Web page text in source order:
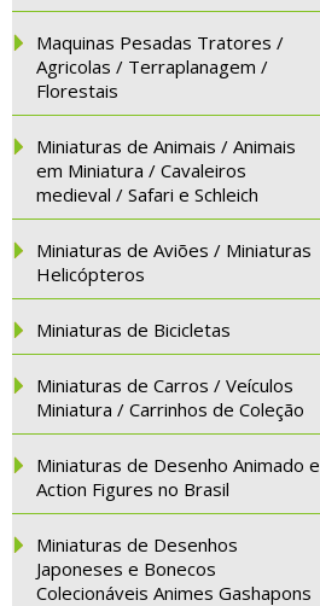
Maquinas Pesadas Tratores /
Agricolas / Terraplanagem /
Florestais
Miniaturas de Animais / Animais
em Miniatura / Cavaleiros
medieval / Safari e Schleich
Miniaturas de Aviões / Miniaturas
Helicópteros
Miniaturas de Bicicletas
Miniaturas de Carros / Veículos
Miniatura / Carrinhos de Coleção
Miniaturas de Desenho Animado e
Action Figures no Brasil
Miniaturas de Desenhos
Japoneses e Bonecos
Colecionáveis Animes Gashapons